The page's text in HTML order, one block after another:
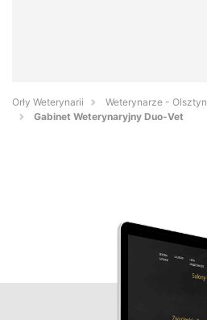
Orły Weterynarii
Weterynarze - Olsztyn
Gabinet Weterynaryjny Duo-Vet